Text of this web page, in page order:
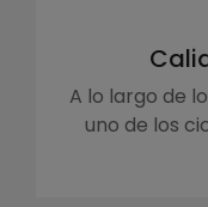
A lo largo de
uno de los